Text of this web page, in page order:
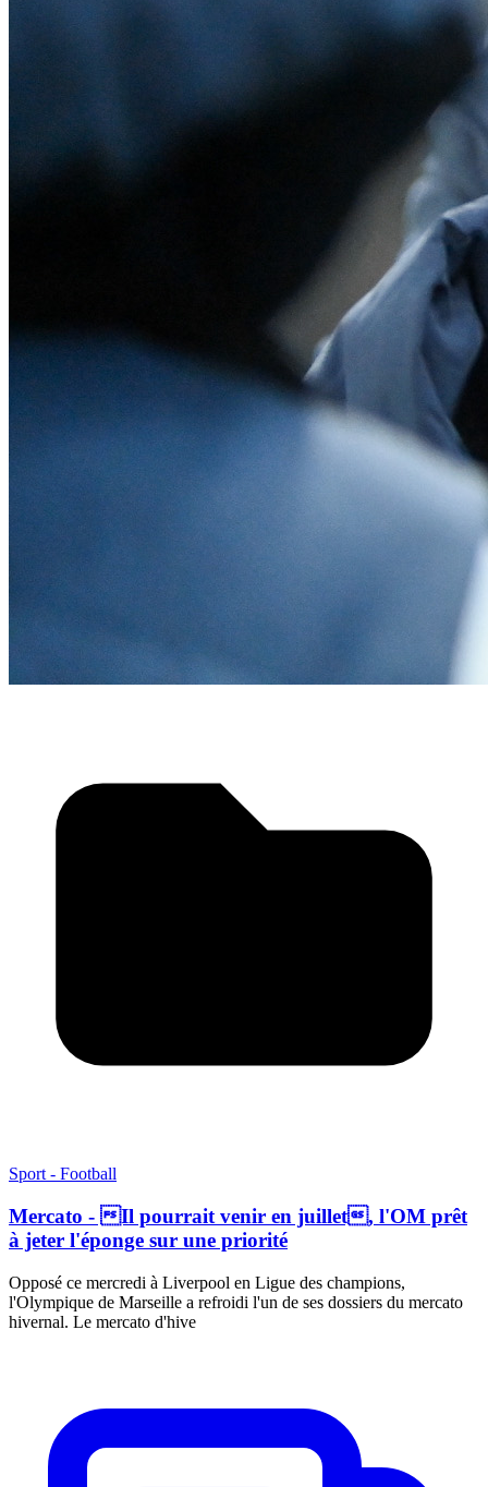
Sport - Football
Mercato - Il pourrait venir en juillet, l'OM prêt
à jeter l'éponge sur une priorité
Opposé ce mercredi à Liverpool en Ligue des champions,
l'Olympique de Marseille a refroidi l'un de ses dossiers du mercato
hivernal. Le mercato d'hive